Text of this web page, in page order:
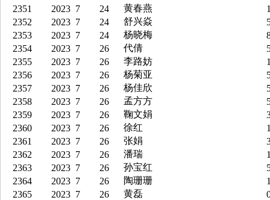
2351
2023 7 24 黄春燕
2352
2023 7 24 舒兴焱
2353
2023 7 24 杨晓梅
2354
2023 7 26 代倩
2355
2023 7 26 李路妨
2356
2023 7 26 杨菊亚
2357
2023 7 26 杨佳欣
2358
2023 7 26 孟方方
2359
2023 7 26 鞠文娟
2360
2023 7 26 徐红
2361
2023 7 26 张娟
2362
2023 7 26 潘瑞
2363
2023 7 26 孙宝红
2364
2023 7 26 陶珊珊
2365
2023 7 26 黄磊